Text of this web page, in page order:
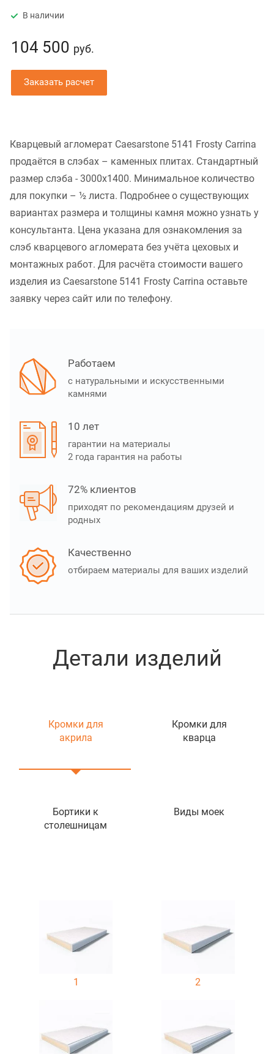
В наличии
104 500 руб.
Заказать расчет
Кварцевый агломерат Caesarstone 5141 Frosty Carrina
продаётся в слэбах – каменных плитах. Стандартный
размер слэба - 3000x1400. Минимальное количество
для покупки – ½ листа. Подробнее о существующих
вариантах размера и толщины камня можно узнать у
консультанта. Цена указана для ознакомления за
слэб кварцевого агломерата без учёта цеховых и
монтажных работ. Для расчёта стоимости вашего
изделия из Caesarstone 5141 Frosty Carrina оставьте
заявку через сайт или по телефону.
Работаем
с натуральными и искусственными
камнями
10 лет
гарантии на материалы
2 года гарантия на работы
72% клиентов
приходят по рекомендациям друзей и
родных
Качественно
отбираем материалы для ваших изделий
Детали изделий
Кромки для
акрила
Кромки для
кварца
Бортики к
столешницам
Виды моек
1 2